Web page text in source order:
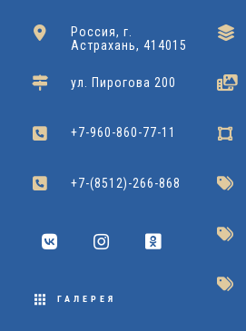
0
Gracia Ceramica
Azori
Подробнее0
Gracia Ceramica
x
2
x
0
R
A
2
x
0
Россия, г.
Астрахань, 414015
ул. Пирогова 200
+7-960-860-77-11
+7-(8512)-266-868
ГАЛЕРЕЯ